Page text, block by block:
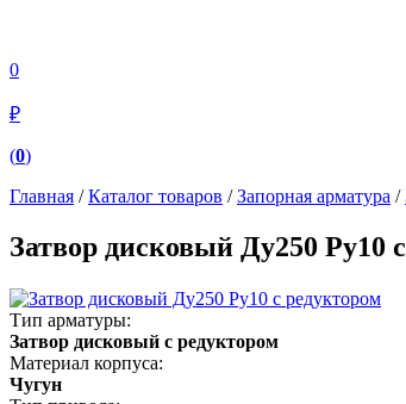
0
₽
(0)
Главная /Каталог товаров /Запорная арматура /
Затвор дисковый Ду250 Ру10
Тип арматуры:
Затвор дисковый с редуктором
Материал корпуса:
Чугун